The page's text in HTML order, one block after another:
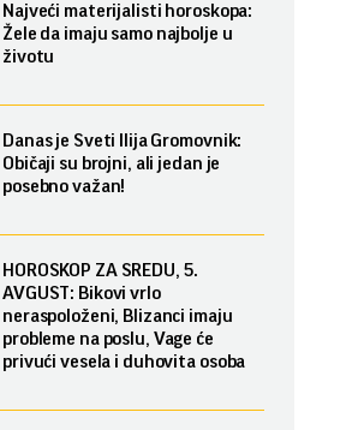
Najveći materijalisti horoskopa:
Žele da imaju samo najbolje u
životu
Danas je Sveti Ilija Gromovnik:
Običaji su brojni, ali jedan je
posebno važan!
HOROSKOP ZA SREDU, 5.
AVGUST: Bikovi vrlo
neraspoloženi, Blizanci imaju
probleme na poslu, Vage će
privući vesela i duhovita osoba